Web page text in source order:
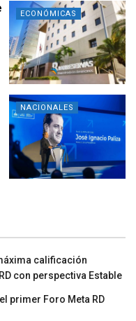
ECONÓMICAS
NACIONALES
calificación
con perspectiva Estable
primer Foro Meta RD